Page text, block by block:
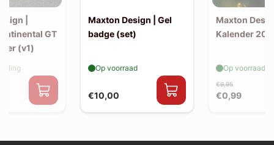
|
GT
(v1)
Maxton Design | Gel
badge (set)
€10,00
Op voorraad
Maxton
Kalender
€9,95
€0,99
Op voorraad